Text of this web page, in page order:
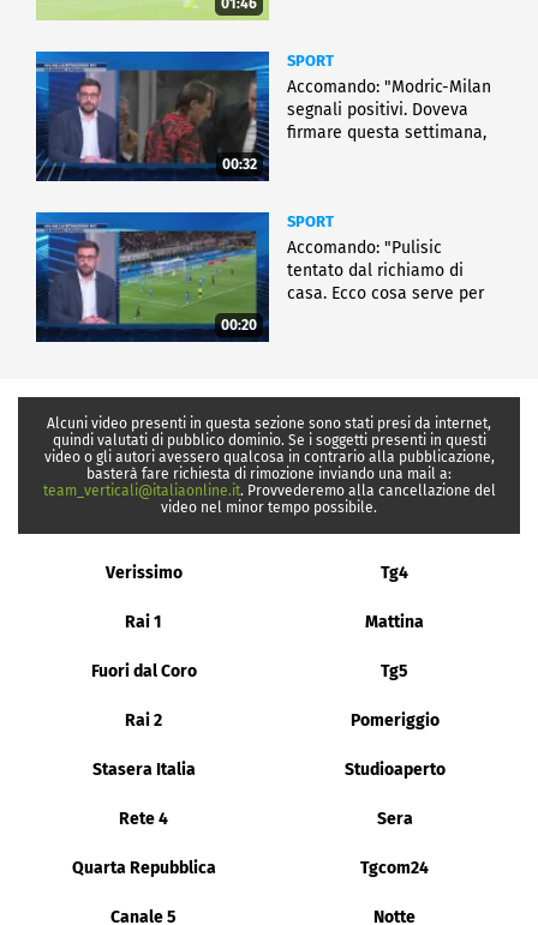
00:32
SPORT
Accomando: "Modric-Milan
segnali positivi. Doveva
firmare questa settimana,
00:20
SPORT
Accomando: "Pulisic
tentato dal richiamo di
casa. Ecco cosa serve per
Alcuni video presenti in questa sezione sono stati presi da internet,
quindi valutati di pubblico dominio. Se i soggetti presenti in questi
video o gli autori avessero qualcosa in contrario alla pubblicazione,
basterà fare richiesta di rimozione inviando una mail a:
team_verticali@italiaonline.it. Provvederemo alla cancellazione del
video nel minor tempo possibile.
Verissimo Tg4
Rai 1 Mattina
Fuori dal Coro Tg5
Rai 2 Pomeriggio
Stasera Italia Studioaperto
Rete 4 Sera
Quarta Repubblica Tgcom24
Canale 5 Notte